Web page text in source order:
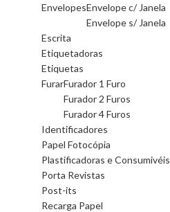
EnvelopesEnvelope c/ Janela
Envelope s/ Janela
Escrita
Etiquetadoras
Etiquetas
FurarFurador 1 Furo
Furador 2 Furos
Furador 4 Furos
Identificadores
Papel Fotocópia
Plastificadoras e Consumivéis
Porta Revistas
Post-its
Recarga Papel